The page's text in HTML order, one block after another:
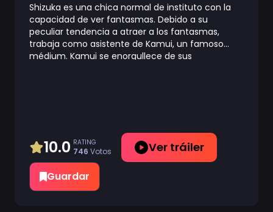
Shizuka es una chica normal de instituto con la
capacidad de ver fantasmas. Debido a su
peculiar tendencia a atraer a los fantasmas,
trabaja como asistente de Kamui, un famoso
médium. Kamui se enorgullece de sus
10.0 RATING
746 Votos Ver tráiler
Guardar